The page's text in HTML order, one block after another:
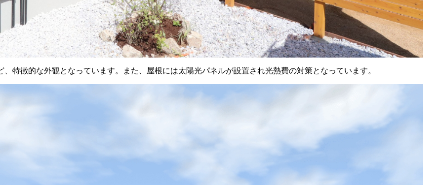
特徴的な外観となっています。また、屋根には太陽光パネルが設置され光熱費の対策となっています。